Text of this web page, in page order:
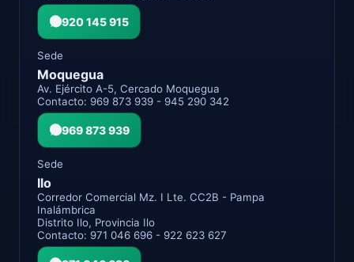
920 145 915
Sede
Moquegua
Av. Ejército A-5, Cercado Moquegua
Contacto: 969 873 939 - 945 290 342
969 873 939
Sede
Ilo
Corredor Comercial Mz. I Lte. CC2B - Pampa
Inalámbrica
Distrito Ilo, Provincia Ilo
Contacto: 971 046 696 - 922 623 627